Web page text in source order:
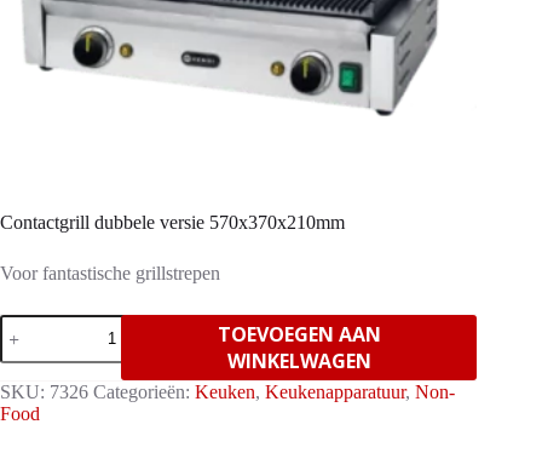
Contactgrill dubbele versie 570x370x210mm
Voor fantastische grillstrepen
Contactgrill
dubbele
versie
570x370x210mm
aantal
TOEVOEGEN AAN
WINKELWAGEN
SKU: 7326 Categorieën: Keuken, Keukenapparatuur, Non-
Food